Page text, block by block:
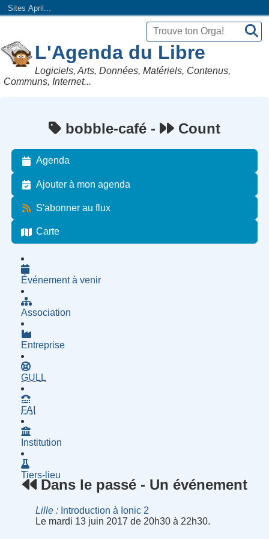
Sites April...
L'Agenda du Libre
Logiciels, Arts, Données, Matériels, Contenus,
Communs, Internet...
bobble-café - Count
Agenda
Ajouter à mon agenda
S'abonner au flux
Carte
Événement à venir
Association
Entreprise
GULL
FAI
Institution
Tiers-lieu
Dans le passé - Un événement
Lille
Introduction à Ionic 2
Le mardi 13 juin 2017 de 20h30 à 22h30.